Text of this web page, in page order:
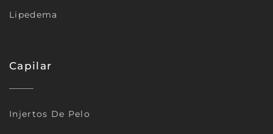
Lipedema
Capilar
Injertos De Pelo